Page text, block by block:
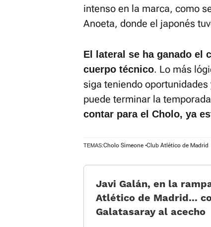
intenso en la marca, como
Anoeta, donde el japonés
El lateral se ha ganado el
cuerpo técnico. Lo más
siga teniendo
puede terminar la
contar para el Cholo, ya
TEMAS:Cholo Simeone Club Atlético de Madrid
Javi Galán, en la
Atlético de Madrid...
Galatasaray al acecho